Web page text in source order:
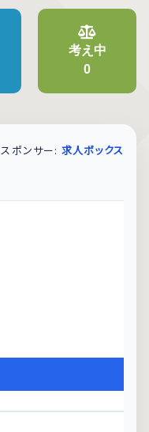
考え中
0
スポンサー: 求人ボックス